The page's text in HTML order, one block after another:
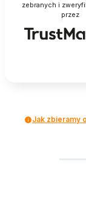
zebranych i
przez
Jak zbieramy